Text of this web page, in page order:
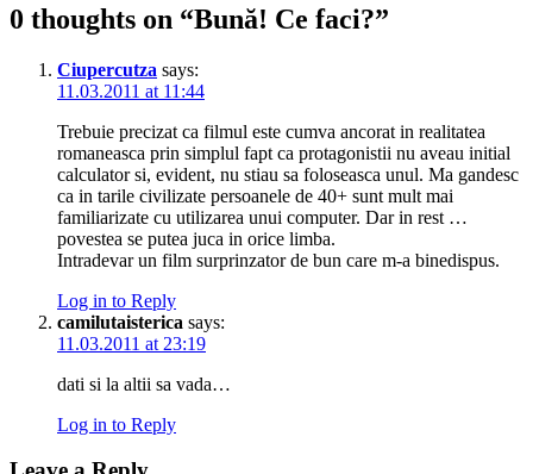
0 thoughts on “Bună! Ce faci?”
Ciupercutza says:
11.03.2011 at 11:44
Trebuie precizat ca filmul este cumva ancorat in realitatea
romaneasca prin simplul fapt ca protagonistii nu aveau initial
calculator si, evident, nu stiau sa foloseasca unul. Ma gandesc
ca in tarile civilizate persoanele de 40+ sunt mult mai
familiarizate cu utilizarea unui computer. Dar in rest …
povestea se putea juca in orice limba.
Intradevar un film surprinzator de bun care m-a binedispus.
Log in to Reply
camilutaisterica says:
11.03.2011 at 23:19
dati si la altii sa vada…
Log in to Reply